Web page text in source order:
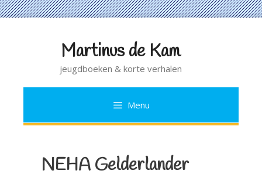
inhoud
Martinus de Kam
jeugdboeken & korte verhalen
Menu
NEHA Gelderlander